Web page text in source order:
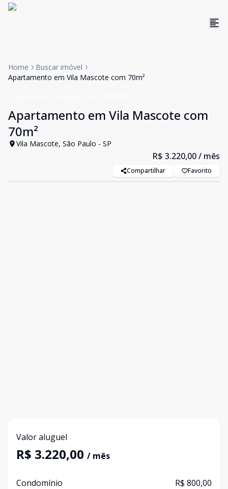
Home
Buscar imóvel
Apartamento em Vila Mascote com 70m²
Apartamento em Vila Mascote com
70m²
Vila Mascote, São Paulo - SP
R$ 3.220,00/ mês
Compartilhar Favorito
Valor aluguel
R$ 3.220,00 / mês
Condomínio R$ 800,00